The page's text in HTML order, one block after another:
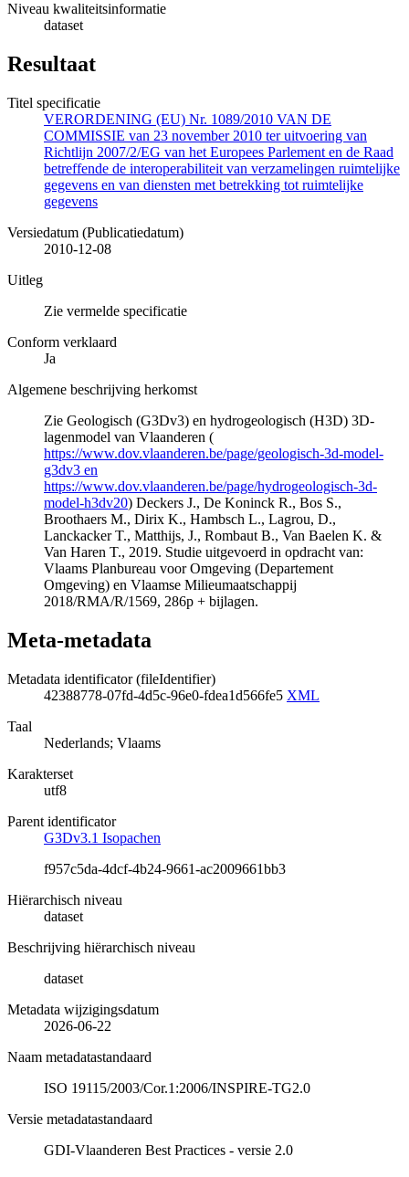
Niveau kwaliteitsinformatie
dataset
Resultaat
Titel specificatie
VERORDENING (EU) Nr. 1089/2010 VAN DE
COMMISSIE van 23 november 2010 ter uitvoering van
Richtlijn 2007/2/EG van het Europees Parlement en de Raad
betreffende de interoperabiliteit van verzamelingen ruimtelijke
gegevens en van diensten met betrekking tot ruimtelijke
gegevens
Versiedatum (Publicatiedatum)
2010-12-08
Uitleg
Zie vermelde specificatie
Conform verklaard
Ja
Algemene beschrijving herkomst
Zie Geologisch (G3Dv3) en hydrogeologisch (H3D) 3D-
lagenmodel van Vlaanderen (
https://www.dov.vlaanderen.be/page/geologisch-3d-model-
g3dv3 en
https://www.dov.vlaanderen.be/page/hydrogeologisch-3d-
model-h3dv20) Deckers J., De Koninck R., Bos S.,
Broothaers M., Dirix K., Hambsch L., Lagrou, D.,
Lanckacker T., Matthijs, J., Rombaut B., Van Baelen K. &
Van Haren T., 2019. Studie uitgevoerd in opdracht van:
Vlaams Planbureau voor Omgeving (Departement
Omgeving) en Vlaamse Milieumaatschappij
2018/RMA/R/1569, 286p + bijlagen.
Meta-metadata
Metadata identificator (fileIdentifier)
42388778-07fd-4d5c-96e0-fdea1d566fe5 XML
Taal
Nederlands; Vlaams
Karakterset
utf8
Parent identificator
G3Dv3.1 Isopachen
f957c5da-4dcf-4b24-9661-ac2009661bb3
Hiërarchisch niveau
dataset
Beschrijving hiërarchisch niveau
dataset
Metadata wijzigingsdatum
2026-06-22
Naam metadatastandaard
ISO 19115/2003/Cor.1:2006/INSPIRE-TG2.0
Versie metadatastandaard
GDI-Vlaanderen Best Practices - versie 2.0